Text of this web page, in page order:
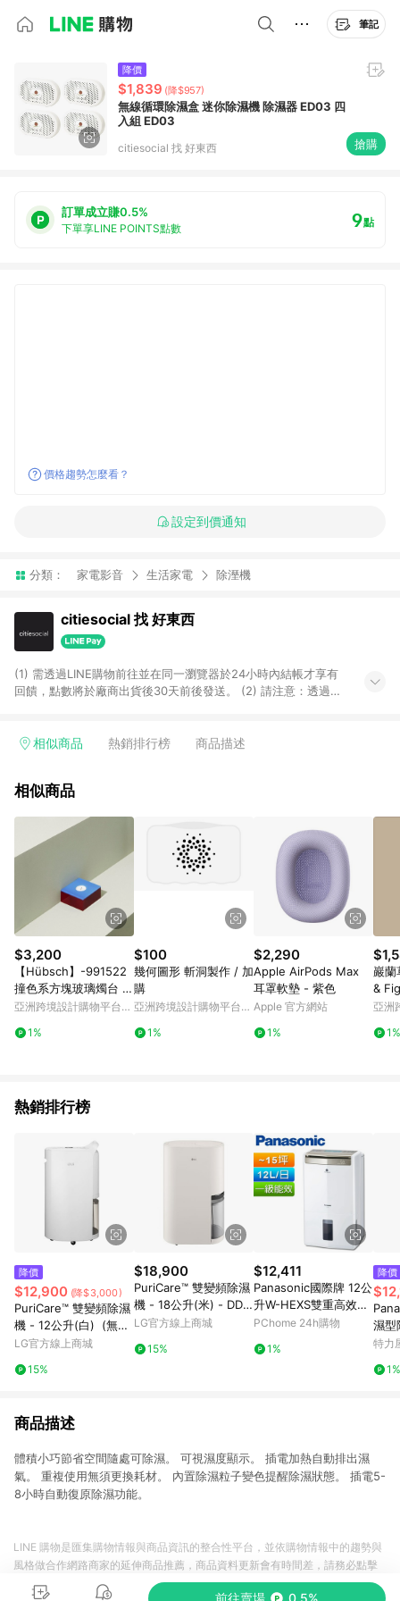
筆記
降價
$1,839 (降$957)
無線循環除濕盒 迷你除濕機 除濕器 ED03 四
入組 ED03
citiesocial 找 好東西 搶購
訂單成立賺0.5%
下單享LINE POINTS點數 9點
價格趨勢怎麼看？
設定到價通知
分類： 家電影音 生活家電 除溼機
citiesocial 找 好東西
(1) 需透過LINE購物前往並在同一瀏覽器於24小時內結帳才享有
回饋，點數將於廠商出貨後30天前後發送。 (2) 請注意：透過
相似商品 熱銷排行榜 商品描述
相似商品
$3,200
【Hübsch】-991522
撞色系方塊玻璃燭台 擺
飾 紙鎮
亞洲跨境設計購物平台
1%
$100
幾何圖形 斬洞製作 / 加
購
亞洲跨境設計購物平台
1%
$2,290
Apple AirPods Max
耳罩軟墊 - 紫色
Apple 官方網站
1%
巖
&
亞洲
1%
熱銷排行榜
降價
$12,900 (降$3,000)
PuriCare™ 雙變頻除濕
機 - 12公升(白) (無U
VC) - 經典款 - DD121
LG官方線上商城
15%
$18,900
PuriCare™ 雙變頻除濕
機 - 18公升(米) - DD1
81MEE0
LG官方線上商城
15%
$12,411
Panasonic國際牌 12公
升W-HEXS雙重高效除
濕機F-Y24GX.
PChome 24h購物
1%
降價
濕型
特力
1%
商品描述
體積小巧節省空間隨處可除濕。 可視濕度顯示。 插電加熱自動排出濕
氣。 重複使用無須更換耗材。 內置除濕粒子變色提醒除濕狀態。 插電5-
8小時自動復原除濕功能。
前往賣場 0.5%
LINE 購物是匯集購物情報與商品資訊的整合性平台，並依購物情報中的趨勢與
風格做合作網路商家的延伸商品推薦，商品資料更新會有時間差，請務必點擊
商品至各合作網路商家，確認現售價與購物條件，一切資訊以合作廠商網頁為